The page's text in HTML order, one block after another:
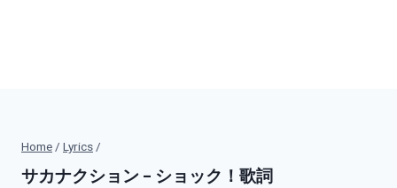
Home / Lyrics /
サカナクション – ショック！歌詞